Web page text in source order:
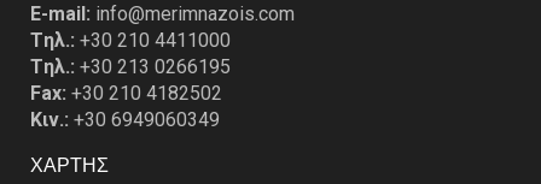
E-mail: info@merimnazois.com
Tηλ.: +30 210 4411000
Tηλ.: +30 213 0266195
Fax: +30 210 4182502
Κιν.: +30 6949060349
ΧΑΡΤΗΣ